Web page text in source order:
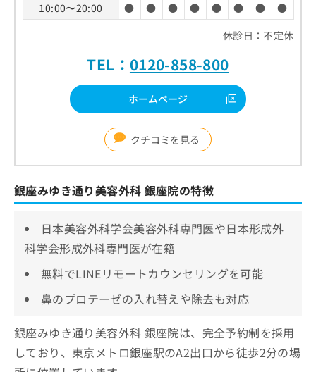
10:00〜20:00
● ● ● ● ● ● ●
●
休診日：不定休
TEL： 0120-858-800
ホームページ
クチコミを見る
銀座みゆき通り美容外科 銀座院の特徴
日本美容外科学会美容外科専門医や日本形成外
科学会形成外科専門医が在籍
無料でLINEリモートカウンセリングを可能
鼻のプロテーゼの入れ替えや除去も対応
銀座みゆき通り美容外科 銀座院は、完全予約制を採用
しており、東京メトロ銀座駅のA2出口から徒歩2分の場